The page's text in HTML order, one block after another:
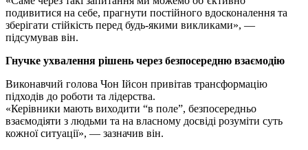
подивитися на себе, прагнути постійного вдосконалення та
зберігати стійкість перед будь-якими викликами», —
підсумував він.
Гнучке ухвалення рішень через безпосередню взаємодію
Виконавчий голова Чон Ійсон привітав трансформацію
підходів до роботи та лідерства.
«Керівники мають виходити “в поле”, безпосередньо
взаємодіяти з людьми та на власному досвіді розуміти суть
кожної ситуації», — зазначив він.